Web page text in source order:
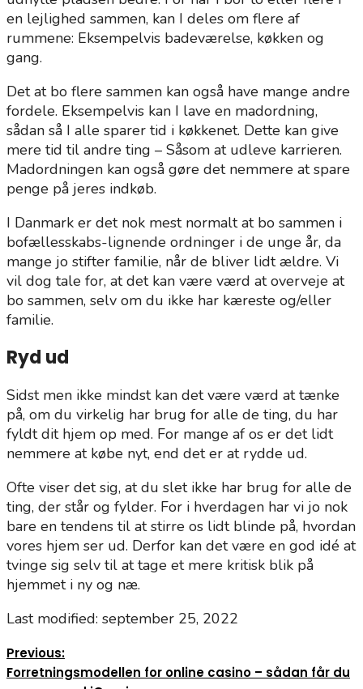
en lejlighed sammen, kan I deles om flere af
rummene: Eksempelvis badeværelse, køkken og
gang.
Det at bo flere sammen kan også have mange andre
fordele. Eksempelvis kan I lave en madordning,
sådan så I alle sparer tid i køkkenet. Dette kan give
mere tid til andre ting – Såsom at udleve karrieren.
Madordningen kan også gøre det nemmere at spare
penge på jeres indkøb.
I Danmark er det nok mest normalt at bo sammen i
bofællesskabs-lignende ordninger i de unge år, da
mange jo stifter familie, når de bliver lidt ældre. Vi
vil dog tale for, at det kan være værd at overveje at
bo sammen, selv om du ikke har kæreste og/eller
familie.
Ryd ud
Sidst men ikke mindst kan det være værd at tænke
på, om du virkelig har brug for alle de ting, du har
fyldt dit hjem op med. For mange af os er det lidt
nemmere at købe nyt, end det er at rydde ud.
Ofte viser det sig, at du slet ikke har brug for alle de
ting, der står og fylder. For i hverdagen har vi jo nok
bare en tendens til at stirre os lidt blinde på, hvordan
vores hjem ser ud. Derfor kan det være en god idé at
tvinge sig selv til at tage et mere kritisk blik på
hjemmet i ny og næ.
Last modified: september 25, 2022
Previous:
Forretningsmodellen for online casino – sådan får du